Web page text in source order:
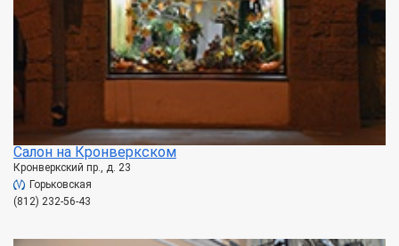
Салон на Кронверкском
Кронверкский пр., д. 23
Горьковская
(812) 232-56-43